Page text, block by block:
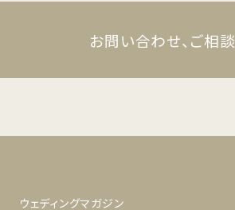
お問い合わせ、ご相談
ウェディングマガジン